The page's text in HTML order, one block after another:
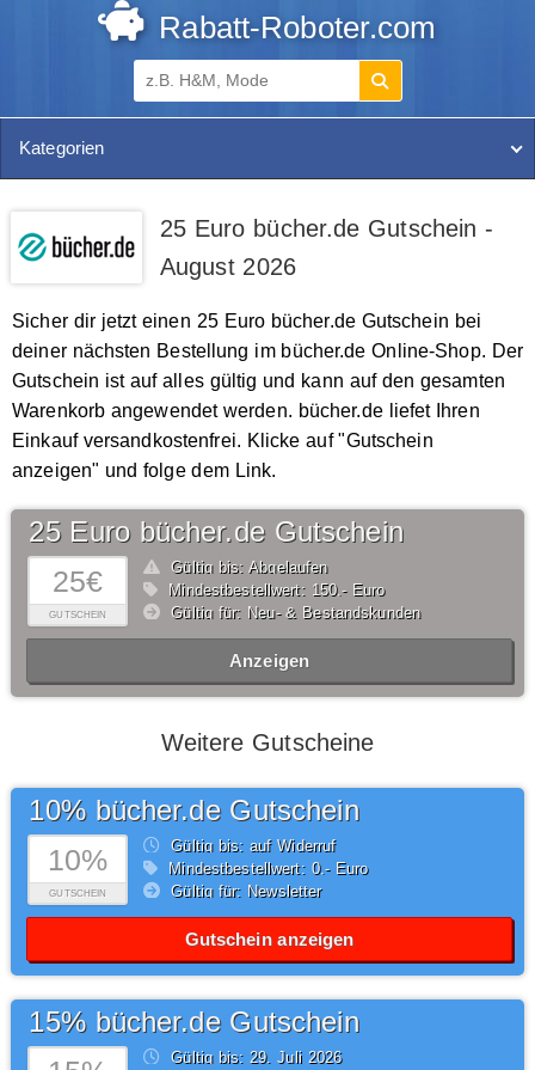
Rabatt-Roboter.com
Kategorien
25 Euro bücher.de Gutschein -
August 2026
Sicher dir jetzt einen 25 Euro bücher.de Gutschein bei
deiner nächsten Bestellung im bücher.de Online-Shop. Der
Gutschein ist auf alles gültig und kann auf den gesamten
Warenkorb angewendet werden. bücher.de liefet Ihren
Einkauf versandkostenfrei. Klicke auf "Gutschein
anzeigen" und folge dem Link.
25€
GUTSCHEIN
25 Euro bücher.de Gutschein
Gültig bis: Abgelaufen
Mindestbestellwert: 150,- Euro
Gültig für: Neu- & Bestandskunden
Anzeigen
Weitere Gutscheine
10%
GUTSCHEIN
10% bücher.de Gutschein
Gültig bis: auf Widerruf
Mindestbestellwert: 0,- Euro
Gültig für: Newsletter
Gutschein anzeigen
15% bücher.de Gutschein
Gültig bis: 29.Juli2026